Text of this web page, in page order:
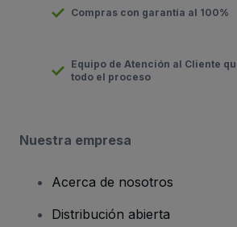
Compras con garantía al 100%
Equipo de Atención al Cliente
todo el proceso
Nuestra empresa
Acerca de nosotros
Distribución abierta